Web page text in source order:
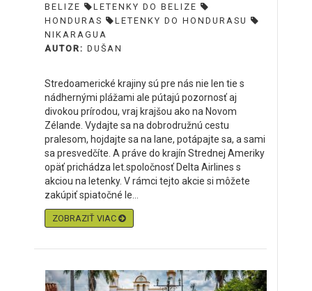
BELIZE
LETENKY DO BELIZE
HONDURAS
LETENKY DO HONDURASU
NIKARAGUA
AUTOR: DUŠAN
Stredoamerické krajiny sú pre nás nie len tie s
nádhernými plážami ale pútajú pozornosť aj
divokou prírodou, vraj krajšou ako na Novom
Zélande. Vydajte sa na dobrodružnú cestu
pralesom, hojdajte sa na lane, potápajte sa, a sami
sa presvedčíte. A práve do krajín Strednej Ameriky
opäť prichádza let.spoločnosť Delta Airlines s
akciou na letenky. V rámci tejto akcie si môžete
zakúpiť spiatočné le...
ZOBRAZIŤ VIAC